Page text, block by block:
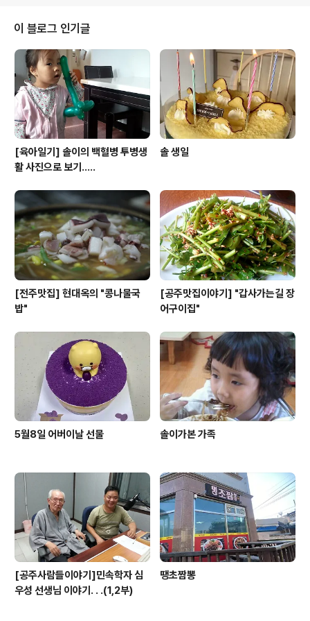
이 블로그 인기글
[육아일기] 솔이의 백혈병 투병생
활 사진으로 보기.....
솔 생일
[전주맛집] 현대옥의 "콩나물국
밥"
[공주맛집이야기] "갑사가는길 장
어구이집"
5월8일 어버이날 선물 솔이가본 가족
[공주사람들이야기]민속학자 심
우성 선생님 이야기. . .(1,2부)
땡초짬뽕